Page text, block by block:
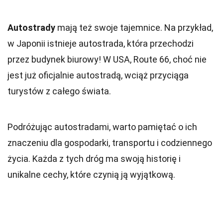
Autostrady mają też swoje tajemnice. Na przykład,
w Japonii istnieje autostrada, która przechodzi
przez budynek biurowy! W USA, Route 66, choć nie
jest już oficjalnie autostradą, wciąż przyciąga
turystów z całego świata.
Podróżując autostradami, warto pamiętać o ich
znaczeniu dla gospodarki, transportu i codziennego
życia. Każda z tych dróg ma swoją historię i
unikalne cechy, które czynią ją wyjątkową.